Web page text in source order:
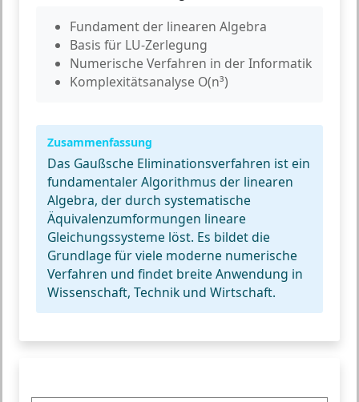
Fundament der linearen Algebra
Basis für LU-Zerlegung
Numerische Verfahren in der Informatik
Komplexitätsanalyse O(n³)
Zusammenfassung
Das Gaußsche Eliminationsverfahren ist ein
fundamentaler Algorithmus der linearen
Algebra, der durch systematische
Äquivalenzumformungen lineare
Gleichungssysteme löst. Es bildet die
Grundlage für viele moderne numerische
Verfahren und findet breite Anwendung in
Wissenschaft, Technik und Wirtschaft.